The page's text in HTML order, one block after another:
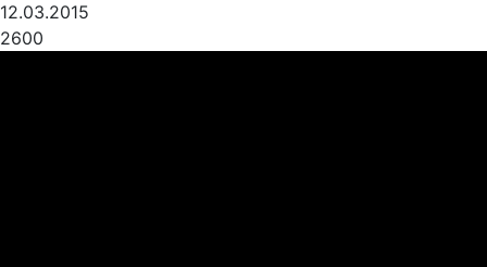
12.03.2015
2600